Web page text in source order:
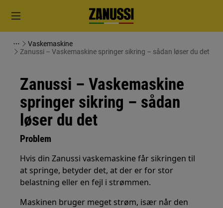
Vaskemaskine
Zanussi – Vaskemaskine springer sikring – sådan løser du det
Zanussi – Vaskemaskine
springer sikring – sådan
løser du det
Problem
Hvis din Zanussi vaskemaskine får sikringen til
at springe, betyder det, at der er for stor
belastning eller en fejl i strømmen.
Maskinen bruger meget strøm, især når den